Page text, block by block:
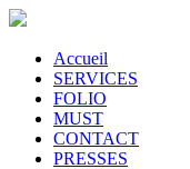
Accueil
SERVICES
FOLIO
MUST
CONTACT
PRESSES